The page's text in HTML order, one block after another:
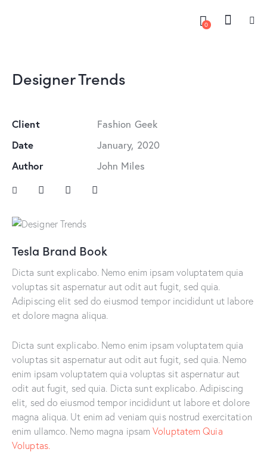
0
Designer Trends
Client Fashion Geek
Date January, 2020
Author John Miles
Tesla Brand Book
Dicta sunt explicabo. Nemo enim ipsam voluptatem quia
voluptas sit aspernatur aut odit aut fugit, sed quia.
Adipiscing elit sed do eiusmod tempor incididunt ut labore
et dolore magna aliqua.
Dicta sunt explicabo. Nemo enim ipsam voluptatem quia
voluptas sit aspernatur aut odit aut fugit, sed quia. Nemo
enim ipsam voluptatem quia voluptas sit aspernatur aut
odit aut fugit, sed quia. Dicta sunt explicabo. Adipiscing
elit, sed do eiusmod tempor incididunt ut labore et dolore
magna aliqua. Ut enim ad veniam quis nostrud exercitation
enim ullamco. Nemo magna ipsamVoluptatem Quia
Voluptas.